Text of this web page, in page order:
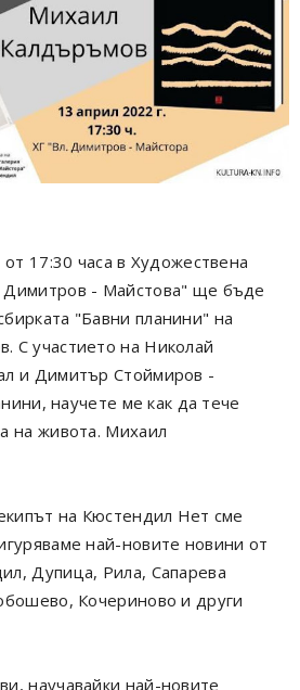
17:30 часа в Художествена
Димитров - Майстова" ще бъде
"Бавни планини" на
С участието на Николай
и Димитър Стоймиров -
научете ме как да тече
на живота. Михаил
на Кюстендил Нет сме
най-новите новини от
Дупица, Рила, Сапарева
Кочериново и други
научавайки най-новите